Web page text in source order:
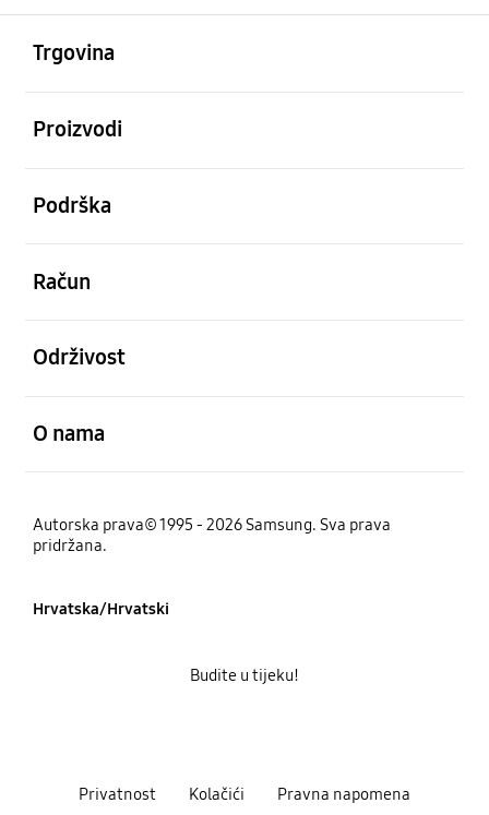
Trgovina
Proizvodi
Podrška
Račun
Održivost
O nama
Autorska prava© 1995 - 2026 Samsung. Sva prava
pridržana.
Hrvatska/Hrvatski
Privatnost Kolačići Pravna napomena
Budite u tijeku!